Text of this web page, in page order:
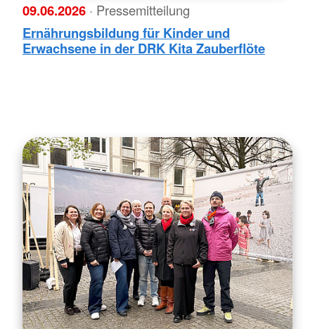
09.06.2026 · Pressemitteilung
Ernährungsbildung für Kinder und
Erwachsene in der DRK Kita Zauberflöte